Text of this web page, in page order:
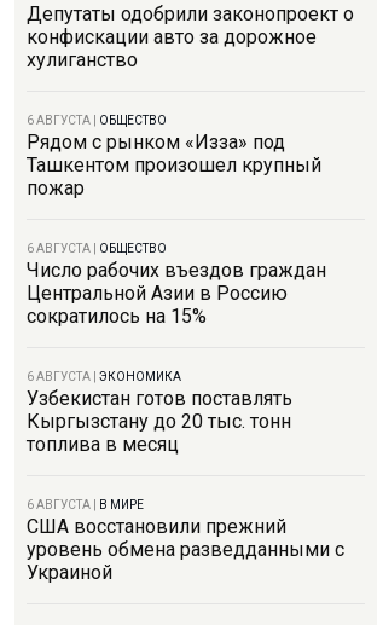
Депутаты одобрили законопроект о
конфискации авто за дорожное
хулиганство
6 АВГУСТА ОБЩЕСТВО
Рядом с рынком «Изза» под
Ташкентом произошел крупный
пожар
6 АВГУСТА ОБЩЕСТВО
Число рабочих въездов граждан
Центральной Азии в Россию
сократилось на 15%
6 АВГУСТА ЭКОНОМИКА
Узбекистан готов поставлять
Кыргызстану до 20 тыс. тонн
топлива в месяц
6 АВГУСТА В МИРЕ
США восстановили прежний
уровень обмена разведданными с
Украиной